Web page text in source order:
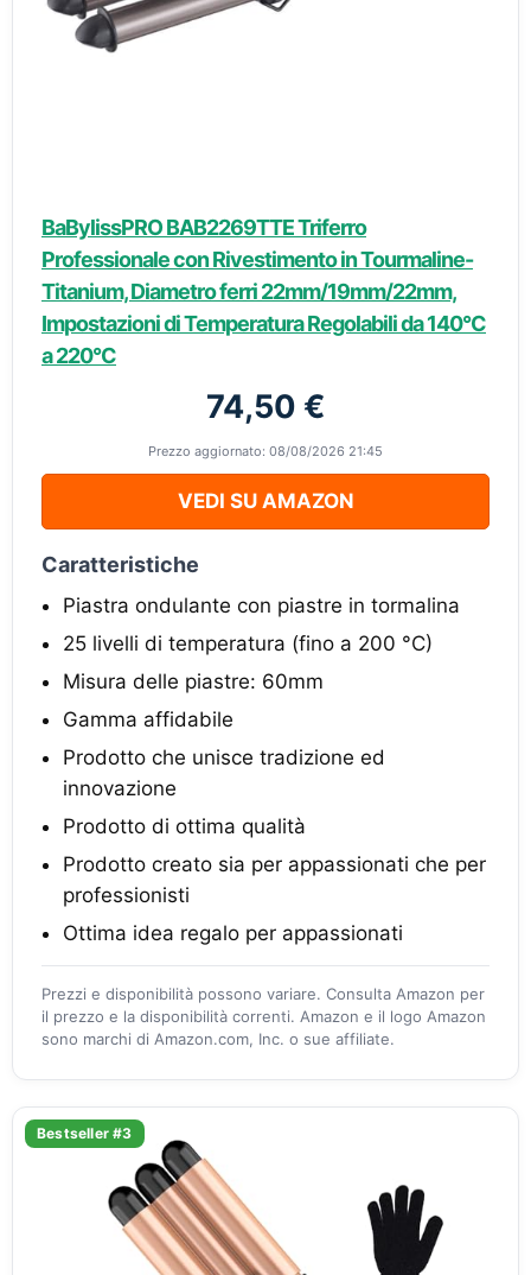
BaBylissPRO BAB2269TTE Triferro
Professionale con Rivestimento in Tourmaline-
Titanium, Diametro ferri 22mm/19mm/22mm,
Impostazioni di Temperatura Regolabili da 140°C
a 220°C
74,50 €
Prezzo aggiornato: 08/08/2026 21:45
VEDI SU AMAZON
Caratteristiche
Piastra ondulante con piastre in tormalina
25 livelli di temperatura (fino a 200 °C)
Misura delle piastre: 60mm
Gamma affidabile
Prodotto che unisce tradizione ed
innovazione
Prodotto di ottima qualità
Prodotto creato sia per appassionati che per
professionisti
Ottima idea regalo per appassionati
Prezzi e disponibilità possono variare. Consulta Amazon per
il prezzo e la disponibilità correnti. Amazon e il logo Amazon
sono marchi di Amazon.com, Inc. o sue affiliate.
Bestseller #3